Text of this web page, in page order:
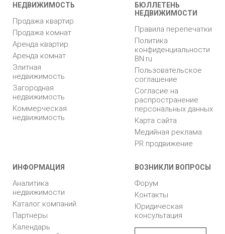
НЕДВИЖИМОСТЬ
Продажа квартир
Продажа комнат
Аренда квартир
Аренда комнат
Элитная
недвижимость
Загородная
недвижимость
Коммерческая
недвижимость
БЮЛЛЕТЕНЬ
НЕДВИЖИМОСТИ
Правила перепечатки
Политика
конфиденциальности
BN.ru
Пользовательское
соглашение
Согласие на
распространение
персональных данных
Карта сайта
Медийная реклама
PR продвижение
ИНФОРМАЦИЯ
Аналитика
недвижимости
Каталог компаний
Партнеры
Календарь
ВОЗНИКЛИ ВОПРОСЫ
Форум
Контакты
Юридическая
консультация